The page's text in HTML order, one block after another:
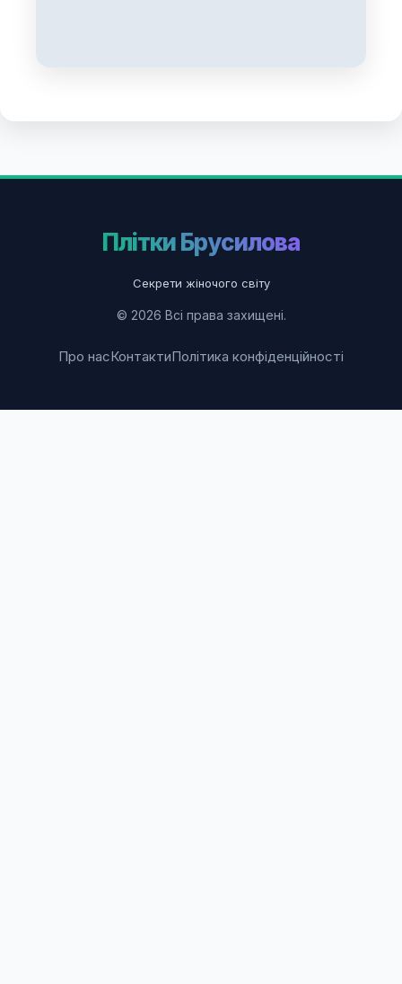
Плітки Брусилова
Секрети жіночого світу
© 2026 Всі права захищені.
Про насКонтактиПолітика конфіденційності